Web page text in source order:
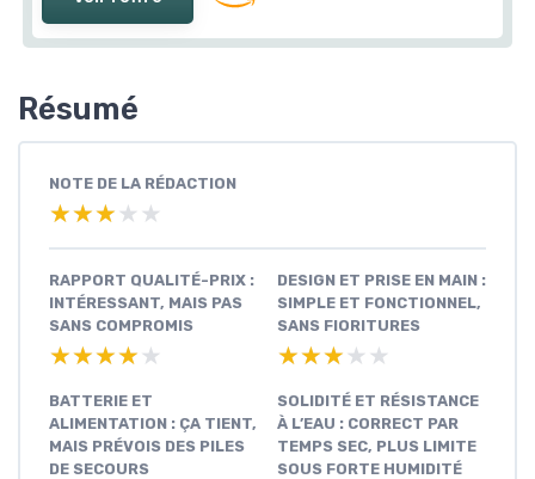
Résumé
NOTE DE LA RÉDACTION
★★★★★
★★★★★
RAPPORT QUALITÉ-PRIX :
INTÉRESSANT, MAIS PAS
SANS COMPROMIS
★★★★★
★★★★★
DESIGN ET PRISE EN MAIN :
SIMPLE ET FONCTIONNEL,
SANS FIORITURES
★★★★★
★★★★★
BATTERIE ET
ALIMENTATION : ÇA TIENT,
MAIS PRÉVOIS DES PILES
DE SECOURS
SOLIDITÉ ET RÉSISTANCE
À L’EAU : CORRECT PAR
TEMPS SEC, PLUS LIMITE
SOUS FORTE HUMIDITÉ